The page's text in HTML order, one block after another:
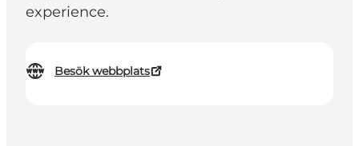
experience.
Besök webbplats